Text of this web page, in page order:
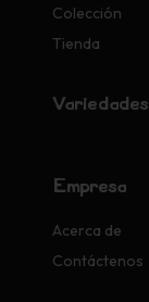
Colección
Tienda
Variedades
Empresa
Acerca de
Contáctenos